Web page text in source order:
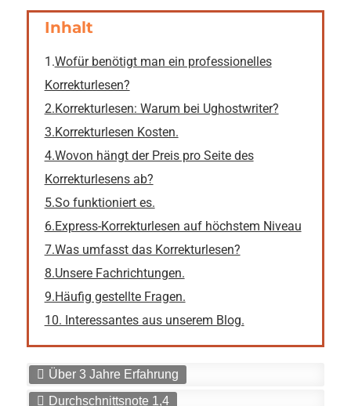
Inhalt
1.Wofür benötigt man ein professionelles
Korrekturlesen?
2.Korrekturlesen: Warum bei Ughostwriter?
3.Korrekturlesen Kosten.
4.Wovon hängt der Preis pro Seite des
Korrekturlesens ab?
5.So funktioniert es.
6.Express-Korrekturlesen auf höchstem Niveau
7.Was umfasst das Korrekturlesen?
8.Unsere Fachrichtungen.
9.Häufig gestellte Fragen.
10. Interessantes aus unserem Blog.
Über 3 Jahre Erfahrung
Durchschnittsnote 1,4